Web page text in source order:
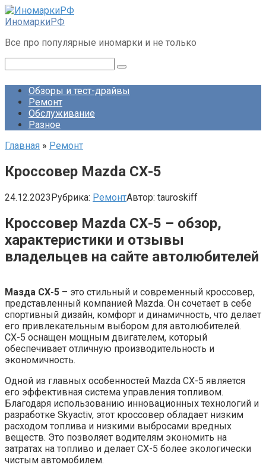
Перейти
к
ИномаркиРФ
Все про популярные иномарки и не только
Обзоры и тест-драйвы
Ремонт
Обслуживание
Разное
Главная » Ремонт
Кроссовер Mazda СХ-5
24.12.2023Рубрика: РемонтАвтор: tauroskiff
Кроссовер Mazda СХ-5 – обзор,
характеристики и отзывы
владельцев на сайте автолюбителей
Мазда СХ-5 – это стильный и современный кроссовер,
представленный компанией Mazda. Он сочетает в себе
спортивный дизайн, комфорт и динамичность, что делает
его привлекательным выбором для автолюбителей.
СХ-5 оснащен мощным двигателем, который
обеспечивает отличную производительность и
экономичность.
Одной из главных особенностей Mazda СХ-5 является
его эффективная система управления топливом.
Благодаря использованию инновационных технологий и
разработке Skyactiv, этот кроссовер обладает низким
расходом топлива и низкими выбросами вредных
веществ. Это позволяет водителям экономить на
затратах на топливо и делает СХ-5 более экологически
чистым автомобилем.